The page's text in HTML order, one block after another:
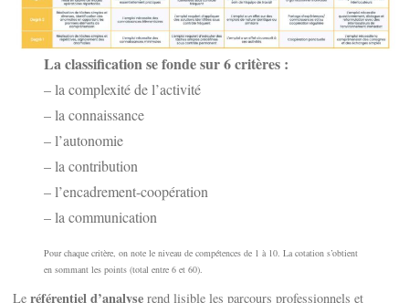
La classification se fonde sur 6 critères :
– la complexité de l’activité
– la connaissance
– l’autonomie
– la contribution
– l’encadrement-coopération
– la communication
Pour chaque critère, on note le niveau de compétences de 1 à 10. La cotation s’obtient
en sommant les points (total entre 6 et 60).
Leréférentiel d’analyse rend lisible les parcours professionnels et